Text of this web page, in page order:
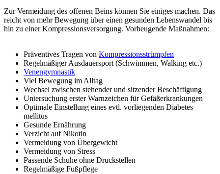
Zur Vermeidung des offenen Beins können Sie einiges machen. Das
reicht von mehr Bewegung über einen gesunden Lebenswandel bis
hin zu einer Kompressionsversorgung. Vorbeugende Maßnahmen:
Präventives Tragen von Kompressionsstrümpfen
Regelmäßiger Ausdauersport (Schwimmen, Walking etc.)
Venengymnastik
Viel Bewegung im Alltag
Wechsel zwischen stehender und sitzender Beschäftigung
Untersuchung erster Warnzeichen für Gefäßerkrankungen
Optimale Einstellung eines evtl. vorliegenden Diabetes
mellitus
Gesunde Ernährung
Verzicht auf Nikotin
Vermeidung von Übergewicht
Vermeidung von Stress
Passende Schuhe ohne Druckstellen
Regelmäßige Fußpflege